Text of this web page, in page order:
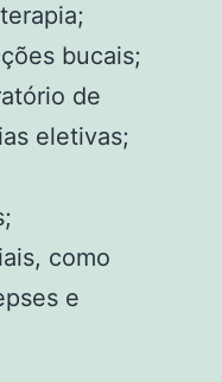
bucais;
de
eletivas;
como
e